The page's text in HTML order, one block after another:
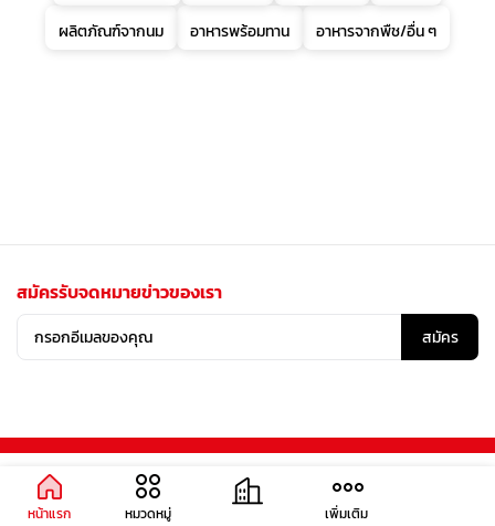
ผลิตภัณฑ์จากนม
อาหารพร้อมทาน อาหารจากพืช/อื่น ๆ
สมัครรับจดหมายข่าวของเรา
สมัคร
หน้าแรก หมวดหมู่ เพิ่มเติม